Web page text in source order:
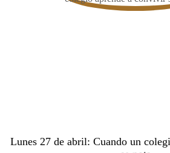
Lunes 27 de abril: Cuando un